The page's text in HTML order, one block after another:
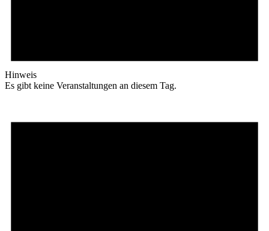
Hinweis
Es gibt keine Veranstaltungen an diesem Tag.